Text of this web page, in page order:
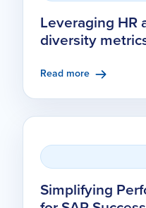
Leveraging HR
diversity
Read more
Simplifying